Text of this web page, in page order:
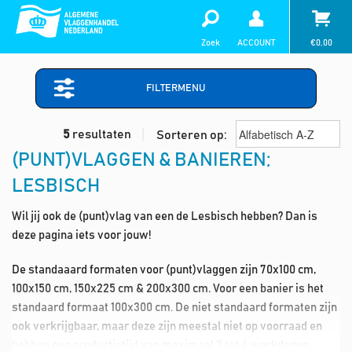
Zoek ACCOUNT €0,00
FILTERMENU
5 resultaten Sorteren op:
(PUNT)VLAGGEN & BANIEREN;
LESBISCH
Wil jij ook de (punt)vlag van een de Lesbisch hebben? Dan is
deze pagina iets voor jouw!
De standaaard formaten voor (punt)vlaggen zijn 70x100 cm,
100x150 cm, 150x225 cm & 200x300 cm. Voor een banier is het
standaard formaat 100x300 cm. De niet standaard formaten zijn
ook verkrijgbaar, maar deze zijn meestal niet op voorraad en